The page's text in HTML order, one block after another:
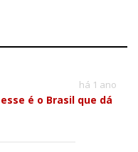
há 1 ano
é o Brasil que dá